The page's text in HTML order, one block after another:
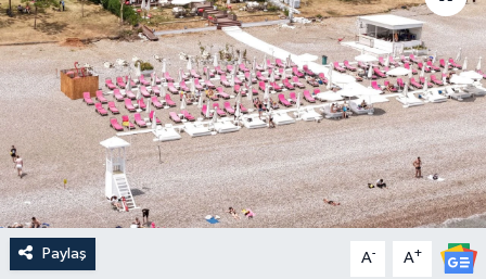
Paylaş A- A+
Magazin
Resmi İlan
Sağlık & Yaşam
Siyaset
Spor